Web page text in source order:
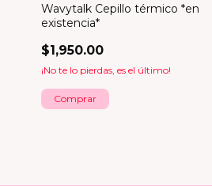
Wavytalk Cepillo térmico *en
existencia*
$1,950.00
¡No te lo pierdas, es el último!